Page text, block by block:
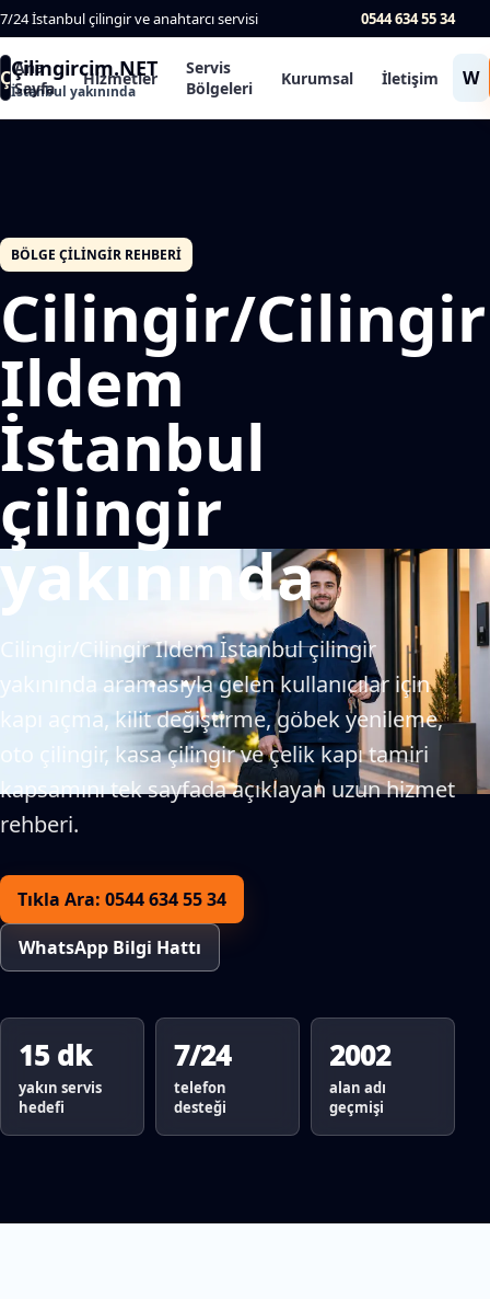
7/24 İstanbul çilingir ve anahtarcı servisi 0544 634 55 34
ÇÇilingircim.NET
İstanbul yakınında
Ana
Sayfa
Hizmetler
Servis
Bölgeleri
Kurumsal İletişim W
BÖLGE ÇILINGIR REHBERI
Cilingir/Cilingir
Ildem
İstanbul
çilingir
yakınında
Cilingir/Cilingir Ildem İstanbul çilingir
yakınında aramasıyla gelen kullanıcılar için
kapı açma, kilit değiştirme, göbek yenileme,
oto çilingir, kasa çilingir ve çelik kapı tamiri
kapsamını tek sayfada açıklayan uzun hizmet
rehberi.
Tıkla Ara: 0544 634 55 34
WhatsApp Bilgi Hattı
15 dk
yakın servis
hedefi
7/24
telefon
desteği
2002
alan adı
geçmişi